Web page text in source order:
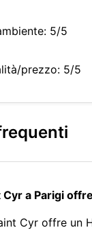
5/5
prezzo: 5/5
Cyr a Parigi
Cyr offre un